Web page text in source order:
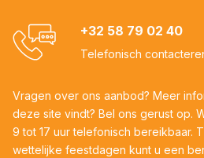
+32 58 79 02 40
Telefonisch
Vragen over ons aanbod? Meer
deze site vindt? Bel ons gerust op.
9 tot 17 uur telefonisch bereikbaar.
wettelijke feestdagen kunt u een